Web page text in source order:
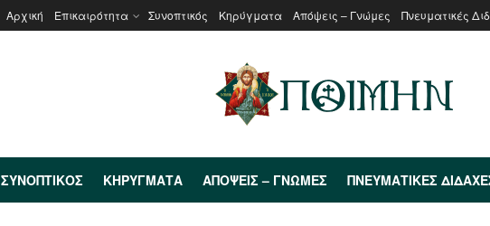
Αρχική Επικαιρότητα Συνοπτικός Κηρύγματα Απόψεις – Γνώμες Πνευματικές
ΣΥΝΟΠΤΙΚΌΣ ΚΗΡΎΓΜΑΤΑ ΑΠΌΨΕΙΣ – ΓΝΏΜΕΣ ΠΝΕΥΜΑΤΙΚΈΣ